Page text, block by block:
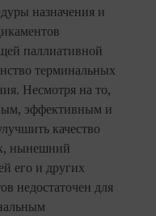
назначения и
паллиативной
терминальных
Несмотря на то,
эффективным и
качество
нынешний
его и других
недостаточен для